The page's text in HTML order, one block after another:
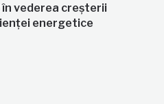
în vederea creșterii
energetice